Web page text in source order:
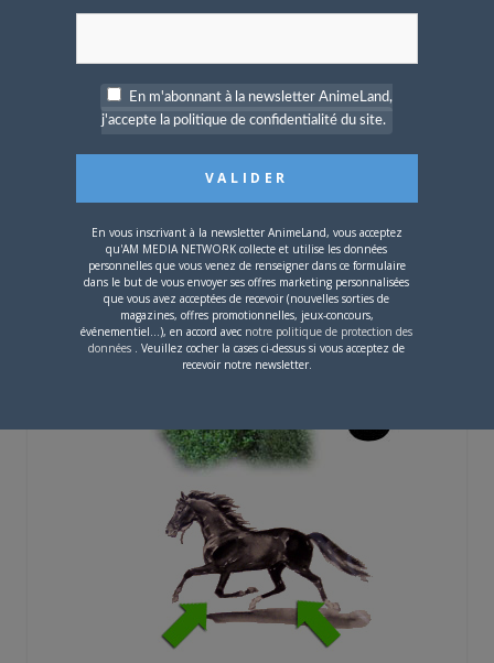
Edith : Attends j’en mets un :
En m'abonnant à la newsletter AnimeLand,
j'accepte la politique de confidentialité du site.
En vous inscrivant à la newsletter AnimeLand, vous acceptez
qu'AM MEDIA NETWORK collecte et utilise les données
personnelles que vous venez de renseigner dans ce formulaire
dans le but de vous envoyer ses offres marketing personnalisées
que vous avez acceptées de recevoir (nouvelles sorties de
magazines, offres promotionnelles, jeux-concours,
événementiel...), en accord avec notre politique de protection des
données . Veuillez cocher la cases ci-dessus si vous acceptez de
recevoir notre newsletter.